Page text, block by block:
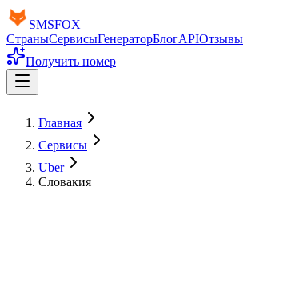
SMSFOX
СтраныСервисыГенераторБлогAPIОтзывы
Получить номер
Главная
Сервисы
Uber
Словакия